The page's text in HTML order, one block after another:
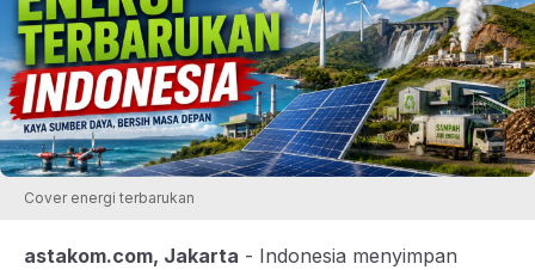
Cover energi terbarukan
astakom.com, Jakarta - Indonesia menyimpan